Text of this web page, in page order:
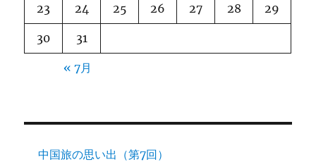
23 24 25 26 27 28 29
30 31
« 7月
中国旅の思い出（第7回）